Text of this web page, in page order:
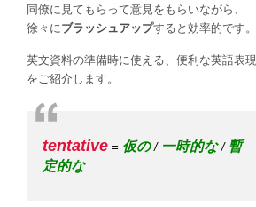
便
利
表
同僚に見てもらって意見をもらいながら、
徐々に ブラッシュアップすると効率的です。
英文資料の準備時に使える、便利な英語表現
をご紹介します。
tentative = 仮の/ 一時的な/ 暫
定的な